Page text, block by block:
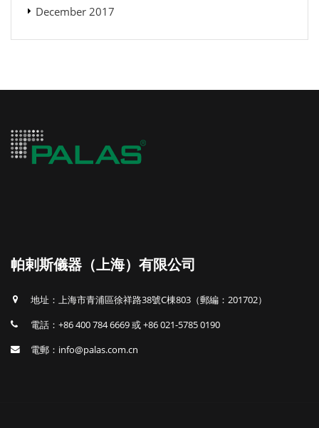
December 2017
帕剌斯儀器（上海）有限公司
地址：上海市青浦區徐祥路38號C棟803（郵編：201702）
電話：+86 400 784 6669 或 +86 021-5785 0190
電郵：info@palas.com.cn